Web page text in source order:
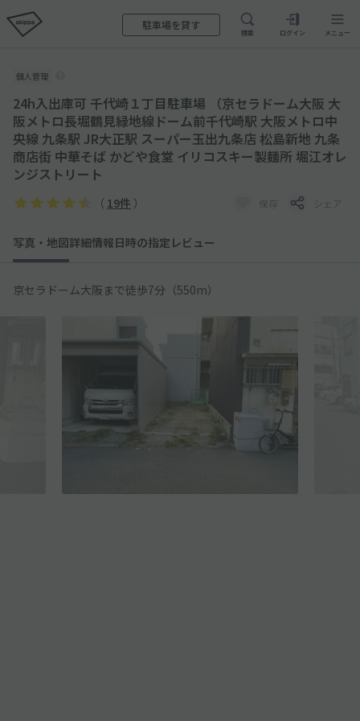
駐車場を貸す
検索 ログイン メニュー
個人管理
24h入出庫可 千代崎１丁目駐車場 （京セラドーム大阪 大
阪メトロ長堀鶴見緑地線ドーム前千代崎駅 大阪メトロ中
央線 九条駅 JR大正駅 スーパー玉出九条店 松島新地 九条
商店街 中華そば かどや食堂 イリコスキー製麺所 堀江オレ
ンジストリート
（ 19件 ） 保存 シェア
写真・地図詳細情報日時の指定 レビュー
京セラドーム大阪まで徒歩7分（550m）